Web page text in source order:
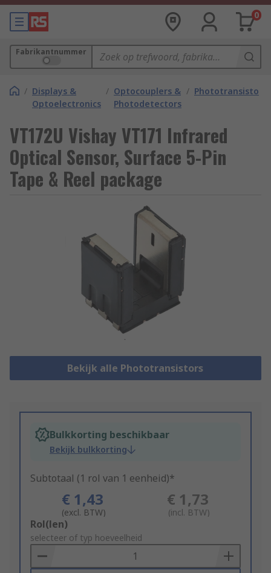
0
Fabrikantnummer
/ Displays &
Optoelectronics
/ Optocouplers &
Photodetectors
/ Phototransistors
VT172U Vishay VT171 Infrared
Optical Sensor, Surface 5-Pin
Tape & Reel package
Bekijk alle Phototransistors
Bulkkorting beschikbaar
Bekijk bulkkorting
Subtotaal (1 rol van 1 eenheid)*
€ 1,43
(excl. BTW)
€ 1,73
(incl. BTW)
Add
to
Basket
Rol(len)
selecteer of typ hoeveelheid